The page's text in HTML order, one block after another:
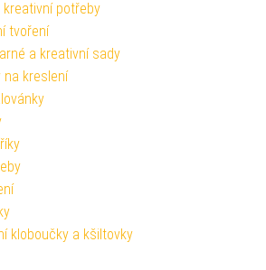
potřeby
tvoření
a kreativní sady
na kreslení
kloboučky a kšiltovky